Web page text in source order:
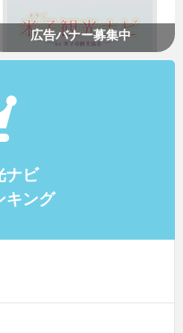
広告バナー募集中
ナビ
キング